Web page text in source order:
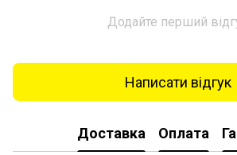
Додайте перший
Написати відгук
Доставка Оплата